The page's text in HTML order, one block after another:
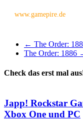
www.gamepire.de
← The Order:
The Order: 1886
Check das erst mal
Japp! Rockstar
Xbox One und PC